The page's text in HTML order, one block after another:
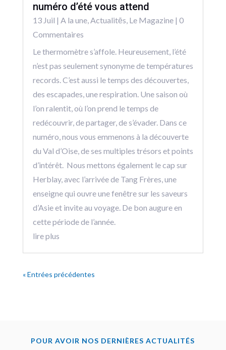
numéro d’été vous attend
13 Juil | A la une,Actualitēs, Le Magazine| 0
Commentaires
Le thermomètre s’affole. Heureusement, l’été
n’est pas seulement synonyme de températures
records. C’est aussi le temps des découvertes,
des escapades, une respiration. Une saison où
l’on ralentit, où l’on prend le temps de
redécouvrir, de partager, de s’évader. Dans ce
numéro, nous vous emmenons à la découverte
du Val d’Oise, de ses multiples trésors et points
d’intérêt. Nous mettons également le cap sur
Herblay, avec l’arrivée de Tang Frères, une
enseigne qui ouvre une fenêtre sur les saveurs
d’Asie et invite au voyage. De bon augure en
cette période de l’année.
lire plus
« Entrées précédentes
POUR AVOIR NOS DERNIÈRES ACTUALITÉS